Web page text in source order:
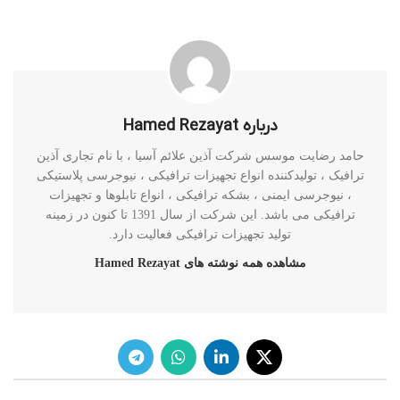
درباره Hamed Rezayat
حامد رضایت موسس شرکت آذین علائم آسیا ، با نام تجاری آذین
ترافیک ، تولیدکننده انواع تجهیزات ترافیکی ، نیوجرسی پلاستیکی
، نیوجرسی ایمنی ، بشکه ترافیکی ، انواع تابلوها و تجهیزات
ترافیکی می باشد. این شرکت از سال 1391 تا کنون در زمینه
تولید تجهیزات ترافیکی فعالیت دارد.
مشاهده همه نوشته های Hamed Rezayat